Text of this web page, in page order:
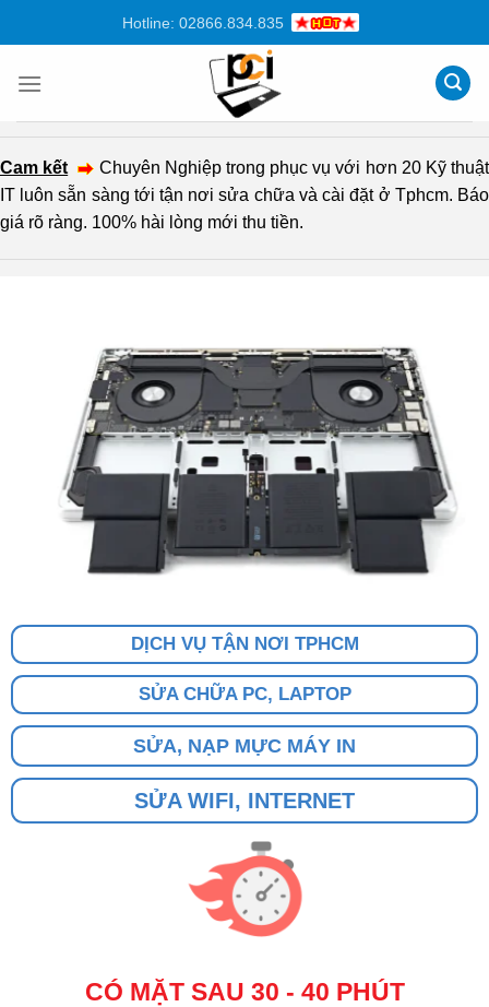
dung
Hotline: 02866.834.835
Cam kết
Chuyên Nghiệp trong phục vụ với hơn 20 Kỹ thuật
IT luôn sẵn sàng tới tận nơi sửa chữa và cài đặt ở Tphcm. Báo
giá rõ ràng. 100% hài lòng mới thu tiền.
DỊCH VỤ TẬN NƠI TPHCM
SỬA CHỮA PC, LAPTOP
SỬA, NẠP MỰC MÁY IN
SỬA WIFI, INTERNET
CÓ MẶT SAU 30 - 40 PHÚT